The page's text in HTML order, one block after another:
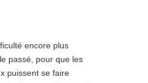
encore plus
passé, pour que les
puissent se faire